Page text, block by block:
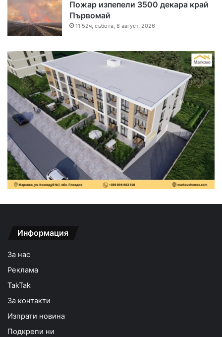
Пожар изпепели 3500 декара край
Първомай
11:52ч, събота, 8 август, 2026
Информация
За нас
Реклама
TakTak
За контакти
Изпрати новина
Подкрепи ни